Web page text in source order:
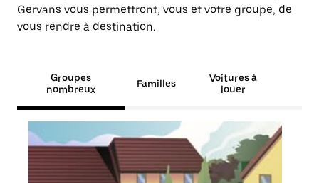
Gervans vous permettront, vous et votre groupe, de
vous rendre à destination.
Groupes
nombreux
Familles
Voitures à
louer